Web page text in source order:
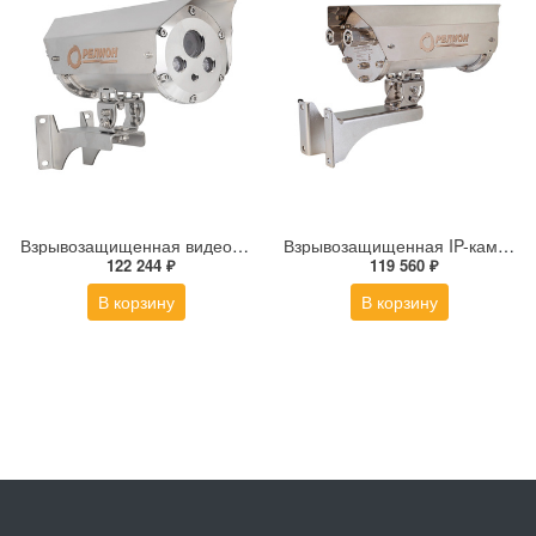
Взрывозащищенная видеокамера Релион Релион-Exd-Н-150-ИК-IP2Мп5-50Z-220-SD-С-TR
122 244 ₽
В корзину
Взрывозащищенная IP-камера Релион Релион-Exd-Н-150-ИК-IP8Мп2.7-13.5Z-PoE-SD-МК-TR
119 560 ₽
В корзину